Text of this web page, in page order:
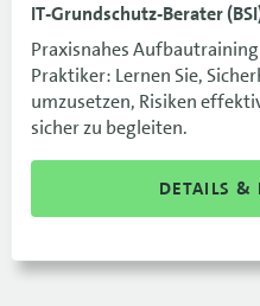
IT-Grundschutz-Berater
Praxisnahes
Praktiker: Lernen Sie,
umzusetzen, Risiken
sicher zu begleiten.
DETAILS &